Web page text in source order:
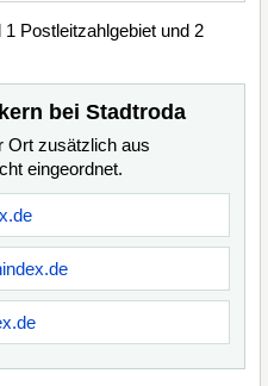
Postleitzahlgebiet und 2
bei Stadtroda
Ort zusätzlich aus
eingeordnet.